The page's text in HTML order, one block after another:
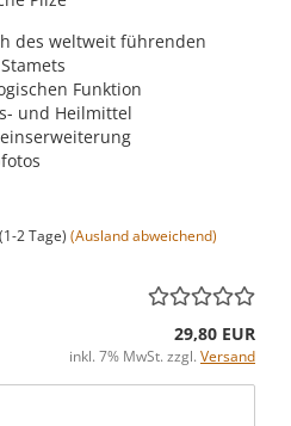
des weltweit führenden
Funktion
und Heilmittel
2 Tage) (Ausland abweichend)
29,80 EUR
inkl. 7% MwSt. zzgl. Versand